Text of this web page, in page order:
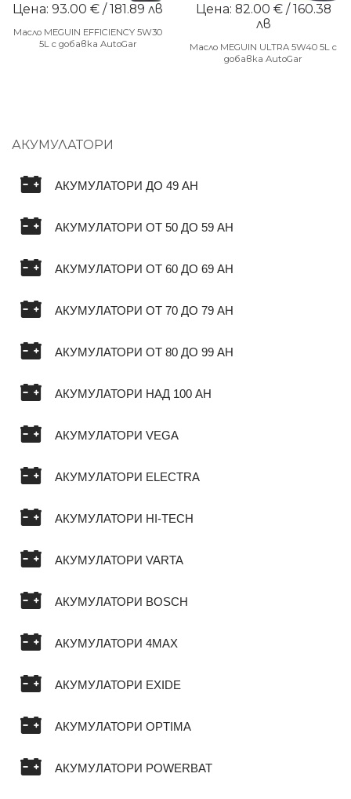
Цена: 93.00 € / 181.89 лв
Масло MEGUIN EFFICIENCY 5W30
5L с добавка AutoGar
Цена: 82.00 € / 160.38
лв
Масло MEGUIN ULTRA 5W40 5L с
добавка AutoGar
АКУМУЛАТОРИ
АКУМУЛАТОРИ ДО 49 AH
АКУМУЛАТОРИ ОТ 50 ДО 59 AH
АКУМУЛАТОРИ ОТ 60 ДО 69 AH
АКУМУЛАТОРИ ОТ 70 ДО 79 AH
АКУМУЛАТОРИ ОТ 80 ДО 99 AH
АКУМУЛАТОРИ НАД 100 AH
АКУМУЛАТОРИ VEGA
АКУМУЛАТОРИ ELECTRA
АКУМУЛАТОРИ HI-TECH
АКУМУЛАТОРИ VARTA
АКУМУЛАТОРИ BOSCH
АКУМУЛАТОРИ 4MAX
АКУМУЛАТОРИ EXIDE
АКУМУЛАТОРИ OPTIMA
АКУМУЛАТОРИ POWERBAT